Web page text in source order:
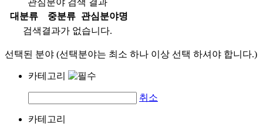
관심분야 검색 결과
대분류
중분류
관심분야명
검색결과가 없습니다.
선택된 분야 (선택분야는 최소 하나 이상 선택 하셔야 합니다.)
카테고리
취소
카테고리